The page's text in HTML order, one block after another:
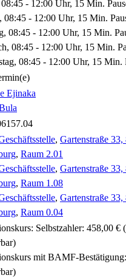
- 12:00 Uhr, 15 Min.
08:45 - 12:00 Uhr, 15 Min.
08:45 - 12:00 Uhr, 15 Min.
08:45 - 12:00 Uhr, 15 Min.
08:45 - 12:00 Uhr, 15 Min.
Ejinaka
, Gartenstraße 33,
, Raum 2.01
, Gartenstraße 33,
, Raum 1.08
, Gartenstraße 33,
, Raum 0.04
Selbstzahler: 458,00 €
mit BAMF-